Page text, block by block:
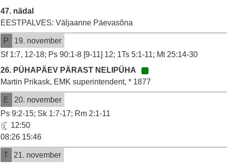
47. nädal
EESTPALVES: Väljaanne Päevasõna
P
19. november
Sf 1:7, 12-18; Ps 90:1-8 [9-11] 12; 1Ts 5:1-11; Mt 25:14-30
26. PÜHAPÄEV PÄRAST NELIPÜHA
Martin Prikask, EMK superintendent, * 1877
E
20. november
Ps 9:2-15; Sk 1:7-17; Rm 2:1-11
12:50
08:26 15:46
T
21. november